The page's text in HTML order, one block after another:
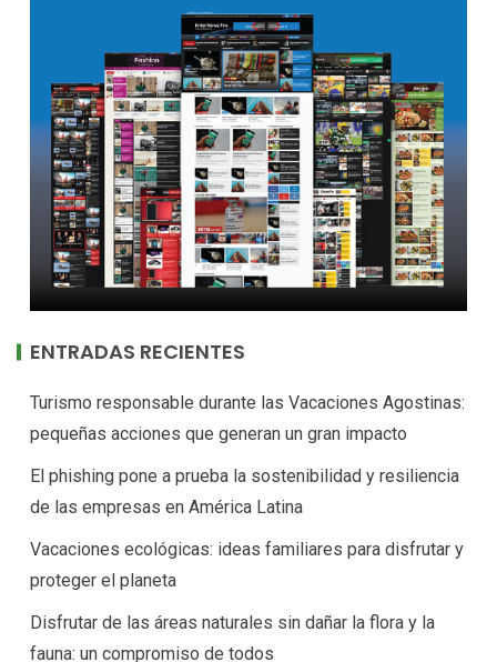
ENTRADAS RECIENTES
Turismo responsable durante las Vacaciones Agostinas:
pequeñas acciones que generan un gran impacto
El phishing pone a prueba la sostenibilidad y resiliencia
de las empresas en América Latina
Vacaciones ecológicas: ideas familiares para disfrutar y
proteger el planeta
Disfrutar de las áreas naturales sin dañar la flora y la
fauna: un compromiso de todos